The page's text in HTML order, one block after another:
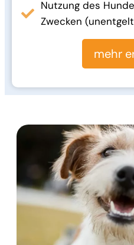
Nutzung des
Zwecken
mehr